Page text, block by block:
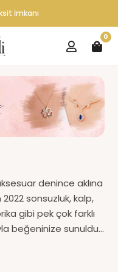
İmkanı
0
denince aklına
sonsuzluk, kalp,
gibi pek çok farklı
beğeninize sunuldu.
ışıltı katan